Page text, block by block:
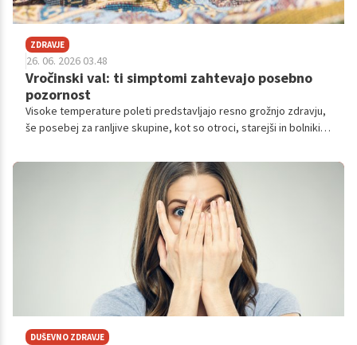
ZDRAVJE
26. 06. 2026 03.48
Vročinski val: ti simptomi zahtevajo posebno
pozornost
Visoke temperature poleti predstavljajo resno grožnjo zdravju,
še posebej za ranljive skupine, kot so otroci, starejši in bolniki.
izogibanjem soncu in ohlajevanjem.
DUŠEVNO ZDRAVJE